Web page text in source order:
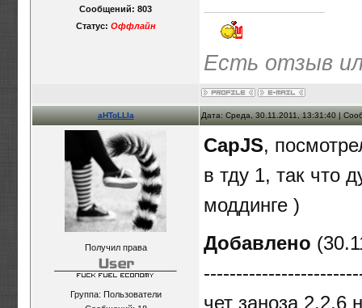
Сообщений: 803
Статус: Оффлайн
Есть отзыв
aHToLLIa Дата: Среда, 30.11.2011, 13:31:40 |
Получил права
Группа: Пользователи
CapJS,
в тду 1, так что
моддинге )
Добавлено
чет заноза 2.2.6